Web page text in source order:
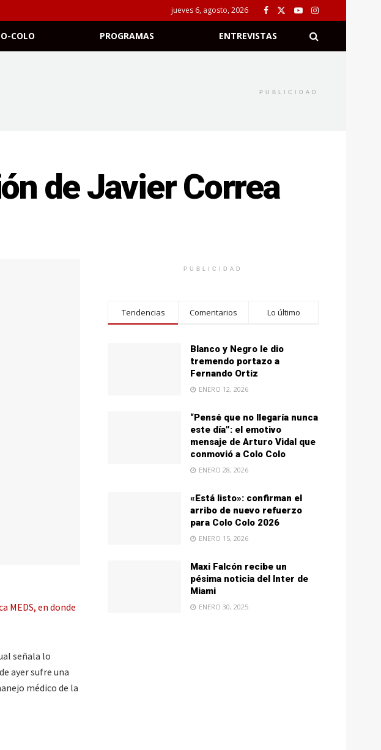
jueves 6, agosto, 2026
COLO PROGRAMAS ENTREVISTAS
PUBLICIDAD
de Javier Correa
MEDS, en donde
señala lo
ayer sufre una
médico de la
PUBLICIDAD
Tendencias Comentarios Lo último
Blanco y Negro le dio
tremendo portazo a
Fernando Ortiz
ENERO 12, 2026
“Pensé que no llegaría nunca
este día”: el emotivo
mensaje de Arturo Vidal que
conmovió a Colo Colo
ENERO 28, 2026
«Está listo»: confirman el
arribo de nuevo refuerzo
para Colo Colo 2026
ENERO 15, 2026
Maxi Falcón recibe un
pésima noticia del Inter de
Miami
ENERO 30, 2025